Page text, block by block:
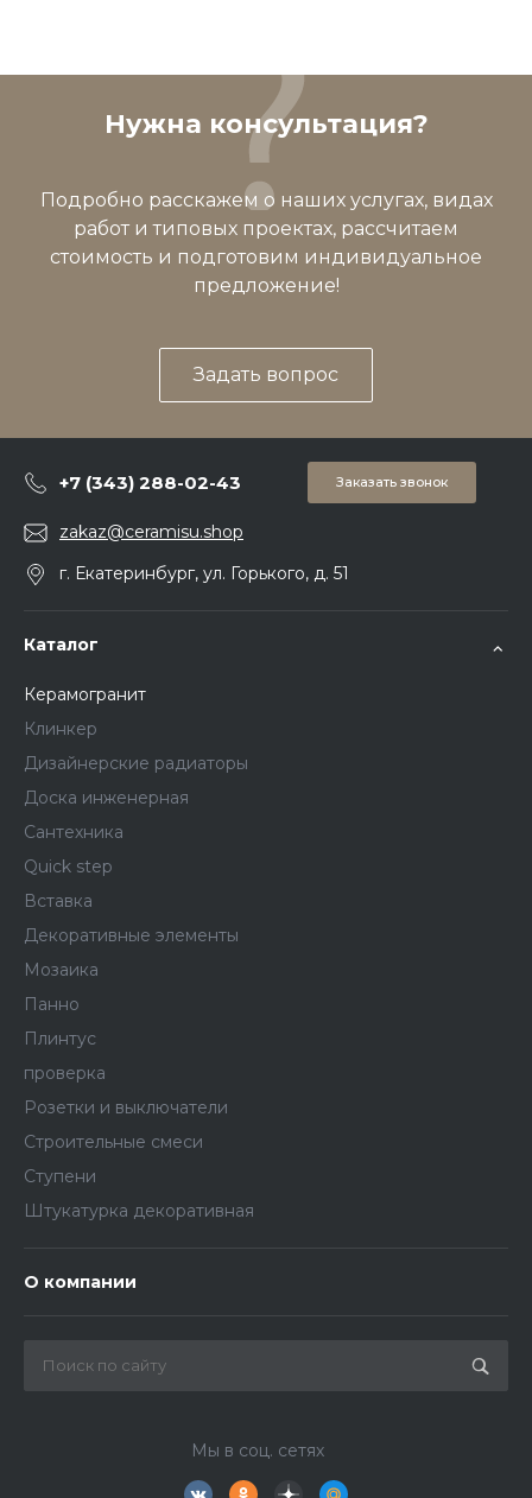
Нужна консультация?
Подробно расскажем о наших услугах, видах
работ и типовых проектах, рассчитаем
стоимость и подготовим индивидуальное
предложение!
Задать вопрос
+7 (343) 288-02-43 Заказать звонок
zakaz@ceramisu.shop
г. Екатеринбург, ул. Горького, д. 51
Каталог
Керамогранит
Клинкер
Дизайнерские радиаторы
Доска инженерная
Сантехника
Quick step
Вставка
Декоративные элементы
Мозаика
Панно
Плинтус
проверка
Розетки и выключатели
Строительные смеси
Ступени
Штукатурка декоративная
О компании
Мы в соц. сетях